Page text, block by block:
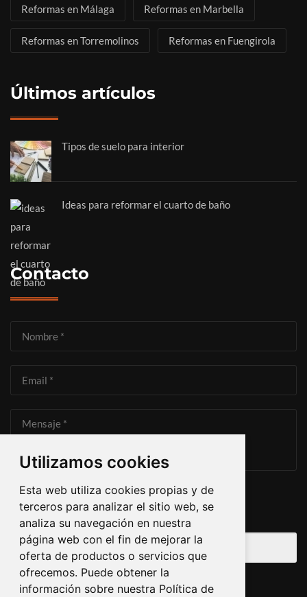
Utilizamos cookies
Esta web utiliza cookies propias y de
terceros para analizar el sitio web, se
analiza su navegación en nuestra
página web con el fin de mejorar la
oferta de productos o servicios que
ofrecemos. Puede obtener la
información sobre nuestra Política de
Reformas en Málaga Reformas en Marbella
Reformas en Torremolinos Reformas en Fuengirola
Últimos artículos
Tipos de suelo para interior
Ideas para reformar el cuarto de baño
Contacto
He leído y acepto laPolítica de Privacidad
28 + 8=
ENVIAR